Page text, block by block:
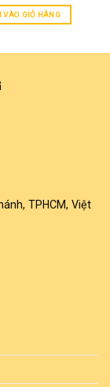
VÀO GIỎ HÀNG
TPHCM, Việt